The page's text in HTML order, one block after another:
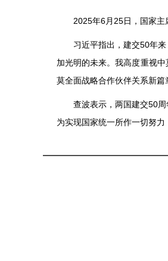
2025年6月25日，国家主
习近平指出，建交50年
加光明的未来。我高度重视
莫全面战略合作伙伴关系新篇
查波表示，两国建交50
为实现国家统一所作一切努